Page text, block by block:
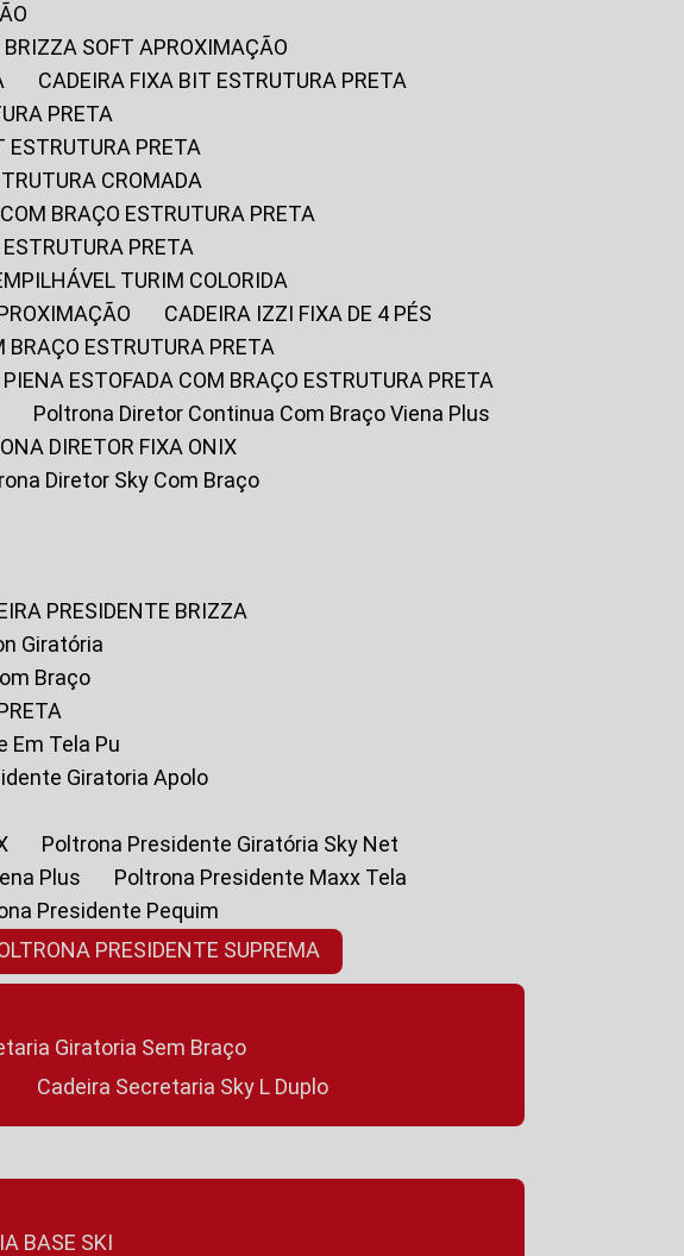
BRIZZA SOFT APROXIMAÇÃO
CADEIRA FIXA BIT ESTRUTURA PRETA
PRETA
ESTRUTURA PRETA
CROMADA
COM BRAÇO ESTRUTURA PRETA
ESTRUTURA PRETA
TURIM COLORIDA
CADEIRA IZZI FIXA DE 4 PÉS
BRAÇO ESTRUTURA PRETA
PIENA ESTOFADA COM BRAÇO ESTRUTURA PRETA
Poltrona Diretor Continua Com Braço Viena Plus
DIRETOR FIXA ONIX
Diretor Sky Com Braço
PRESIDENTE BRIZZA
Giratória
Braço
Em Tela Pu
Giratoria Apolo
Poltrona Presidente Giratória Sky Net
Plus
Poltrona Presidente Maxx Tela
Presidente Pequim
PRESIDENTE SUPREMA
Giratoria Sem Braço
Cadeira Secretaria Sky L Duplo
BASE SKI